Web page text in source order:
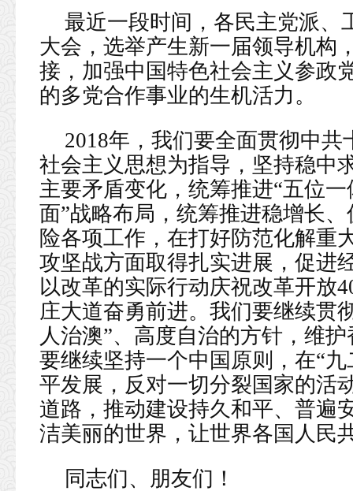
最近一段时间，各民主党派、
大会，选举产生新一届领导机构
接，加强中国特色社会主义参政
的多党合作事业的生机活力。
2018年，我们要全面贯彻中
社会主义思想为指导，坚持稳中
主要矛盾变化，统筹推进“五位
面”战略布局，统筹推进稳增长
险各项工作，在打好防范化解重
攻坚战方面取得扎实进展，促进
以改革的实际行动庆祝改革开放
庄大道奋勇前进。我们要继续贯
人治澳”、高度自治的方针，维
要继续坚持一个中国原则，在“
平发展，反对一切分裂国家的活
道路，推动建设持久和平、普遍
洁美丽的世界，让世界各国人民
同志们、朋友们！